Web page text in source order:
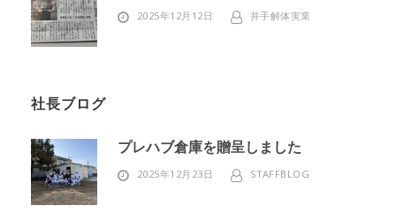
2025年12月12日 井手解体実業
社長ブログ
プレハブ倉庫を贈呈しました
2025年12月23日 STAFFBLOG